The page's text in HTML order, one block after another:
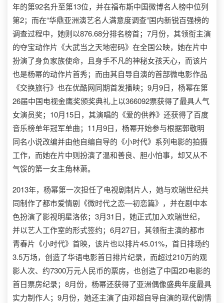
年的第92名升至第13位，并在福布斯中国微博名人榜中位列
第2；而在“华鼎亚洲演艺名人满意度调查”国内新锐百强榜的
调查过程中，她则以876.68分排名榜首；7月份，其领衔主演
的夺宝动作片《大武当之天地密码》在全国公映，她在片中
扮演了身负家族使命，且身手不凡的神秘女孩天心，而该片
也是杨幂的动作片首秀；而由其自导自演的首部微电影作品
《交换旅行》也在优酷网同期首发播映；9月9日，杨幂在第
26届中国电视金鹰奖颁奖典礼上以366092票获得了最具人气
女演员奖；10月15日，其演唱的《爱的供养》还获得了百度
音乐榜单年冠军单曲；11月9日，杨幂开始参与根据郭敬明
同名小说改编并由他自编自导的《小时代》系列电影的拍摄
工作，而她在片中则扮演了温和善良、胆小怕事，却又从不
气馁的第一女主角林萧。
2013年，杨幂第一次担任了电视剧制片人，她与欢瑞世纪共
同制作了都市爱情剧《微时代之恋—初恋篇》，并在剧中本
色扮演了影视明星洛依；3月31日，她正式加入欢瑞世纪，
并以艺人工作室的形式签约；6月27日，其领衔主演的都市
青春片《小时代》首映，该片也以排片45.01%，首日排场约
3.5万场，创造了华语电影首日排片纪录，而超过210万的观
影人次、约7300万元人民币的票房，也创造了中国2D电影的
首日票房纪录；8月份，杨幂还获得了亚洲偶像盛典年度最具
实力制作人；9月份，她还主演了由邓超自导自演的现代剧情